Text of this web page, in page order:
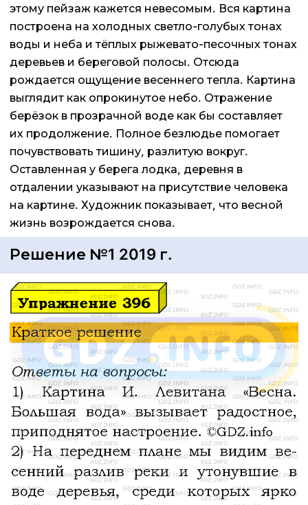
этому пейзаж кажется невесомым. Вся картина
построена на холодных светло-голубых тонах
воды и неба и тёплых рыжевато-песочных тонах
деревьев и береговой полосы. Отсюда
рождается ощущение весеннего тепла. Картина
выглядит как опрокинутое небо. Отражение
берёзок в прозрачной воде как бы составляет
их продолжение. Полное безлюдье помогает
почувствовать тишину, разлитую вокруг.
Оставленная у берега лодка, деревня в
отдалении указывают на присутствие человека
на картине. Художник показывает, что весной
жизнь возрождается снова.
Решение №1 2019 г.